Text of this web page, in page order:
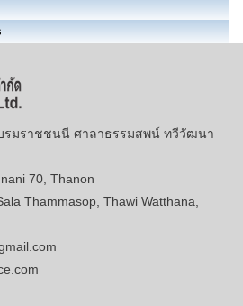
รมราชชนนี ศาลาธรรมสพน์ ทวีวัฒนา
70, Thanon
Thammasop, Thawi Watthana,